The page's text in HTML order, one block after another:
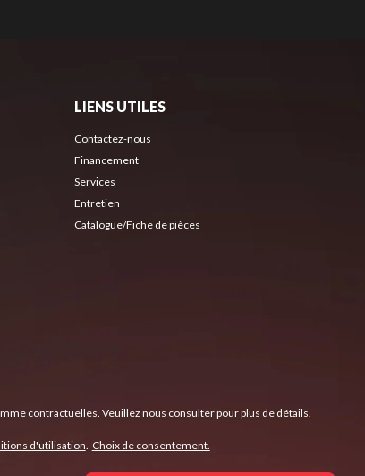
LIENS UTILES
Contactez-nous
Financement
Services
Entretien
Catalogue/Fiche de pièces
contractuelles. Veuillez nous consulter pour plus de détails.
d'utilisation. Choix de consentement.